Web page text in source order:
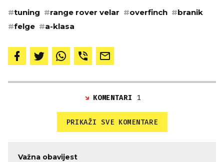
#tuning #range rover velar #overfinch #branik
#felge #a-klasa
KOMENTARI 1
PRIKAŽI SVE KOMENTARE
Važna obavijest